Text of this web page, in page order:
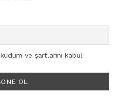
ve şartlarını kabul